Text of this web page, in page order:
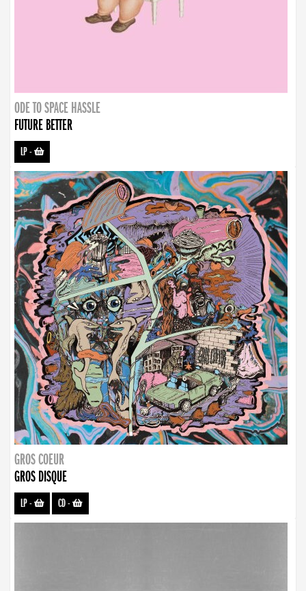
ODE TO SPACE HASSLE
FUTURE BETTER
LP-
GROS COEUR
GROS DISQUE
LP- CD-